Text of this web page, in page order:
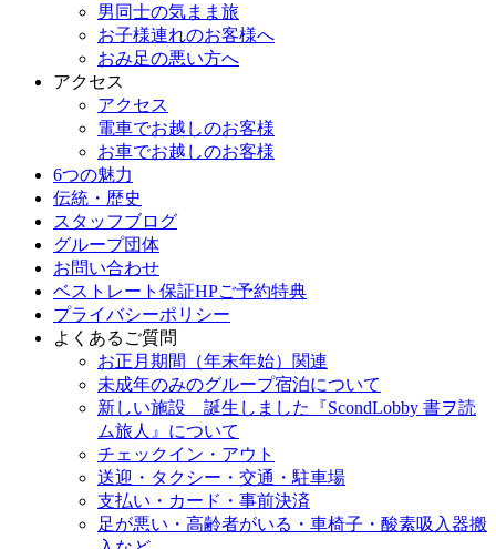
男同士の気まま旅
お子様連れのお客様へ
おみ足の悪い方へ
アクセス
アクセス
電車でお越しのお客様
お車でお越しのお客様
6つの魅力
伝統・歴史
スタッフブログ
グループ団体
お問い合わせ
ベストレート保証HPご予約特典
プライバシーポリシー
よくあるご質問
お正月期間（年末年始）関連
未成年のみのグループ宿泊について
新しい施設 誕生しました『ScondLobby 書ヲ読
ム旅人』について
チェックイン・アウト
送迎・タクシー・交通・駐車場
支払い・カード・事前決済
足が悪い・高齢者がいる・車椅子・酸素吸入器搬